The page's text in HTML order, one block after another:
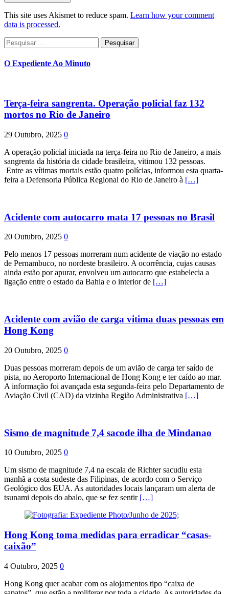
This site uses Akismet to reduce spam. Learn how your comment
data is processed.
Pesquisar
por:
O Expediente Ao Minuto
Terça-feira sangrenta. Operação policial faz 132
mortos no Rio de Janeiro
29 Outubro, 2025 0
A operação policial iniciada na terça-feira no Rio de Janeiro, a mais
sangrenta da história da cidade brasileira, vitimou 132 pessoas.
Entre as vítimas mortais estão quatro polícias, informou esta quarta-
feira a Defensoria Pública Regional do Rio de Janeiro à […]
Acidente com autocarro mata 17 pessoas no Brasil
20 Outubro, 2025 0
Pelo menos 17 pessoas morreram num acidente de viação no estado
de Pernambuco, no nordeste brasileiro. A ocorrência, cujas causas
ainda estão por apurar, envolveu um autocarro que estabelecia a
ligação entre o estado da Bahia e o interior de […]
Acidente com avião de carga vitima duas pessoas em
Hong Kong
20 Outubro, 2025 0
Duas pessoas morreram depois de um avião de carga ter saído de
pista, no Aeroporto Internacional de Hong Kong e ter caído ao mar.
A informação foi avançada esta segunda-feira pelo Departamento de
Aviação Civil (CAD) da vizinha Região Administrativa […]
Sismo de magnitude 7,4 sacode ilha de Mindanao
10 Outubro, 2025 0
Um sismo de magnitude 7,4 na escala de Richter sacudiu esta
manhã a costa sudeste das Filipinas, de acordo com o Serviço
Geológico dos EUA. As autoridades locais lançaram um alerta de
tsunami depois do abalo, que se fez sentir […]
Hong Kong toma medidas para erradicar “casas-
caixão”
4 Outubro, 2025 0
Hong Kong quer acabar com os alojamentos tipo “caixa de